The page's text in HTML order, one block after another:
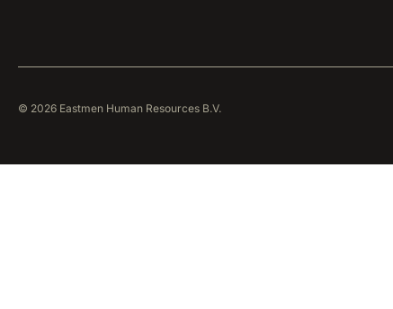
© 2026 Eastmen Human Resources B.V.